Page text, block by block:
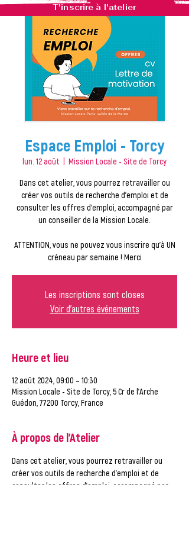
T'inscrire à l'atelier
Espace Emploi - Torcy
lun. 12 août Mission Locale - Site de Torcy
Dans cet atelier, vous pourrez retravailler ou
créer vos outils de recherche d'emploi et de
consulter les offres d'emploi, accompagné par
un conseiller de la Mission Locale.
ATTENTION, vous ne pouvez vous inscrire qu'à UN
créneau par semaine ! Merci
Les inscriptions sont closes
Voir d'autres événements
Heure et lieu
12 août 2024, 09:00 – 10:30
Mission Locale - Site de Torcy, 5 Cr de l'Arche
Guédon, 77200 Torcy, France
À propos de l'Atelier
Dans cet atelier, vous pourrez retravailler ou
créer vos outils de recherche d'emploi et de
consulter les offres d'emploi, accompagné par